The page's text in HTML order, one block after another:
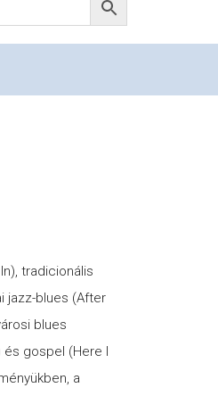
tradicionális
jazz-blues (After
blues
és gospel (Here I
a